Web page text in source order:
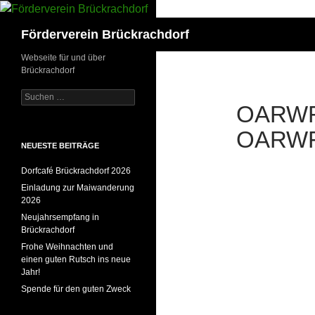
Zum
springenFörderverein Brückrachdorf
Webseite für und über
Brückrachdorf
Suchen
nach:
NEUESTE BEITRÄGE
Dorfcafé Brückrachdorf 2026
Einladung zur Maiwanderung
2026
Neujahrsempfang in
Brückrachdorf
Frohe Weihnachten und
einen guten Rutsch ins neue
Jahr!
Spende für den guten Zweck